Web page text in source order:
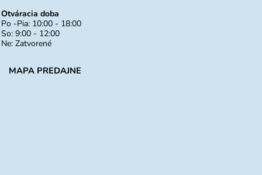
Otváracia doba
Po -Pia: 10:00 - 18:00
So: 9:00 - 12:00
Ne: Zatvorené
MAPA PREDAJNE